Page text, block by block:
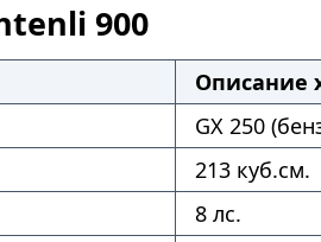
900
Описание
GX 250
213 куб.см.
8 лс.